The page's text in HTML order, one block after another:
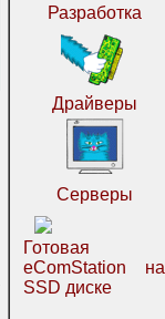
Разработка
Драйверы
Серверы
Готовая
eComStation на
SSD диске